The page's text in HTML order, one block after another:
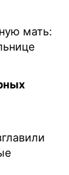
мать: